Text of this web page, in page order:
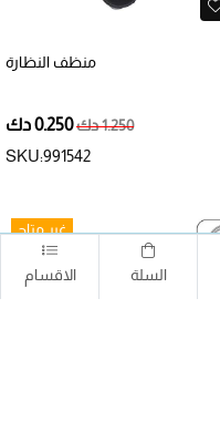
السلة الاقسام
منظف النظارة
1.250 دك
0.250 دك
SKU:991542
غير متاح